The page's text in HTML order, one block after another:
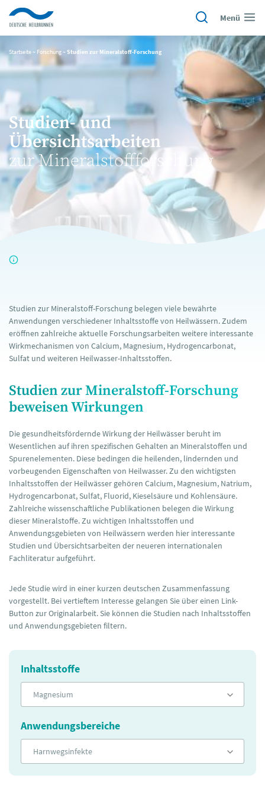
Menü
Startseite~ Forschung~ Studien zur Mineralstoff-Forschung
Studien- und
Übersichtsarbeiten
zur Mineralstoffforschung
Studien zur Mineralstoff-Forschung belegen viele bewährte
Anwendungen verschiedener Inhaltsstoffe von Heilwässern. Zudem
eröffnen zahlreiche aktuelle Forschungsarbeiten weitere interessante
Wirkmechanismen von Calcium, Magnesium, Hydrogencarbonat,
Sulfat und weiteren Heilwasser-Inhaltsstoffen.
Studien zur Mineralstoff-Forschung
beweisen Wirkungen
Die gesundheitsfördernde Wirkung der Heilwässer beruht im
Wesentlichen auf ihren spezifischen Gehalten an Mineralstoffen und
Spurenelementen. Diese bedingen die heilenden, lindernden und
vorbeugenden Eigenschaften von Heilwasser. Zu den wichtigsten
Inhaltsstoffen der Heilwässer gehören Calcium, Magnesium, Natrium,
Hydrogencarbonat, Sulfat, Fluorid, Kieselsäure und Kohlensäure.
Zahlreiche wissenschaftliche Publikationen belegen die Wirkung
dieser Mineralstoffe. Zu wichtigen Inhaltsstoffen und
Anwendungsgebieten von Heilwässern werden hier interessante
Studien und Übersichtsarbeiten der neueren internationalen
Fachliteratur aufgeführt.
Jede Studie wird in einer kurzen deutschen Zusammenfassung
vorgestellt. Bei vertieftem Interesse gelangen Sie über einen Link-
Button zur Originalarbeit. Sie können die Studien nach Inhaltsstoffen
und Anwendungsgebieten filtern.
Inhaltsstoffe
Magnesium
Anwendungsbereiche
Harnwegsinfekte